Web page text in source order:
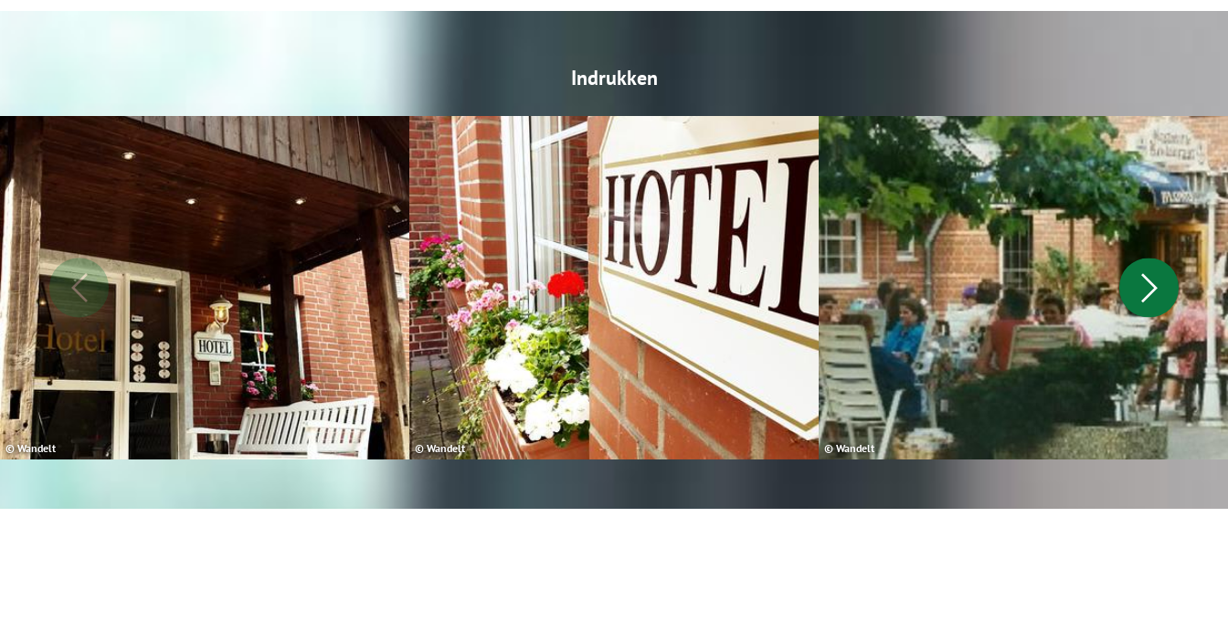
Indrukken
© Wandelt © Wandelt © Wandelt